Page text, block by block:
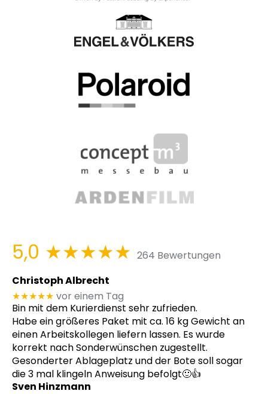
5,0 ★★★★★ 264 Bewertungen
Christoph Albrecht
★★★★★ vor einem Tag
Bin mit dem Kurierdienst sehr zufrieden.
Habe ein größeres Paket mit ca. 16 kg Gewicht an
einen Arbeitskollegen liefern lassen. Es wurde
korrekt nach Sonderwünschen zugestellt.
Gesonderter Ablageplatz und der Bote soll sogar
die 3 mal klingeln Anweisung befolgt🙂👍
Sven Hinzmann